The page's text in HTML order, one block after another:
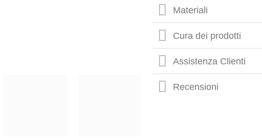
Materiali
Cura dei prodotti
Assistenza Clienti
Recensioni